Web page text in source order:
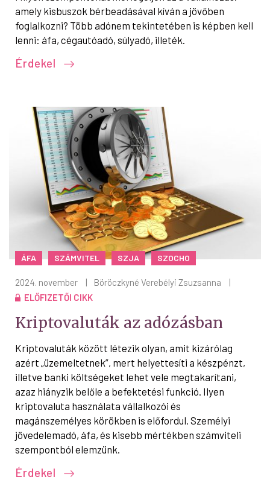
amely kisbuszok bérbeadásával kíván a jövőben
foglalkozni? Több adónem tekintetében is képben kell
lenni: áfa, cégautóadó, súlyadó, illeték.
Érdekel
ÁFA SZÁMVITEL SZJA SZOCHO
2024. november | Böröczkyné Verebélyi Zsuzsanna
|
ELŐFIZETŐI CIKK
Kriptovaluták az adózásban
Kriptovaluták között létezik olyan, amit kizárólag
azért „üzemeltetnek”, mert helyettesíti a készpénzt,
illetve banki költségeket lehet vele megtakarítani,
azaz hiányzik belőle a befektetési funkció. Ilyen
kriptovaluta használata vállalkozói és
magánszemélyes körökben is előfordul. Személyi
jövedelemadó, áfa, és kisebb mértékben számviteli
szempontból elemzünk.
Érdekel